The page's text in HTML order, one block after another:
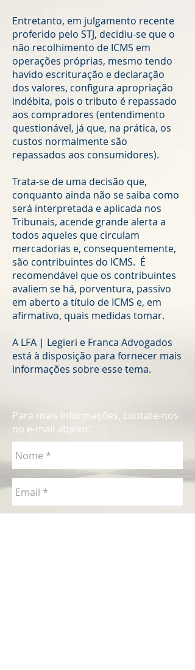
Entretanto, em julgamento recente
proferido pelo STJ, decidiu-se que o
não recolhimento de ICMS em
operações próprias, mesmo tendo
havido escrituração e declaração
dos valores, configura apropriação
indébita, pois o tributo é repassado
aos compradores (entendimento
questionável, já que, na prática, os
custos normalmente são
repassados aos consumidores).
Trata-se de uma decisão que,
conquanto ainda não se saiba como
será interpretada e aplicada nos
Tribunais, acende grande alerta a
todos aqueles que circulam
mercadorias e, consequentemente,
são contribuintes do ICMS. É
recomendável que os contribuintes
avaliem se há, porventura, passivo
em aberto a título de ICMS e, em
afirmativo, quais medidas tomar.
A LFA | Legieri e Franca Advogados
está à disposição para fornecer mais
informações sobre esse tema.
Para mais informações, contate-nos
no e-mail abaixo: